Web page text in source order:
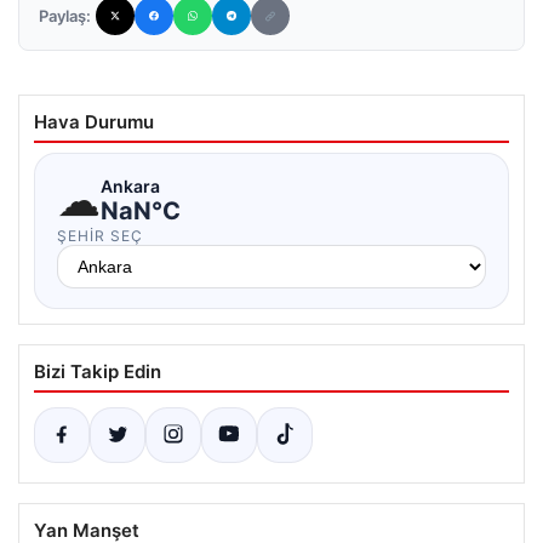
Paylaş:
Hava Durumu
☁Ankara
NaN°C
ŞEHIR SEÇ
Bizi Takip Edin
Yan Manşet